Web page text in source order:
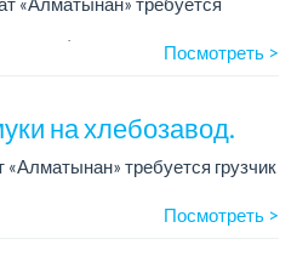
руки (обсуждается наПосмотреть >
на хлебозавод.
требуется грузчик
18.00.
Посмотреть >